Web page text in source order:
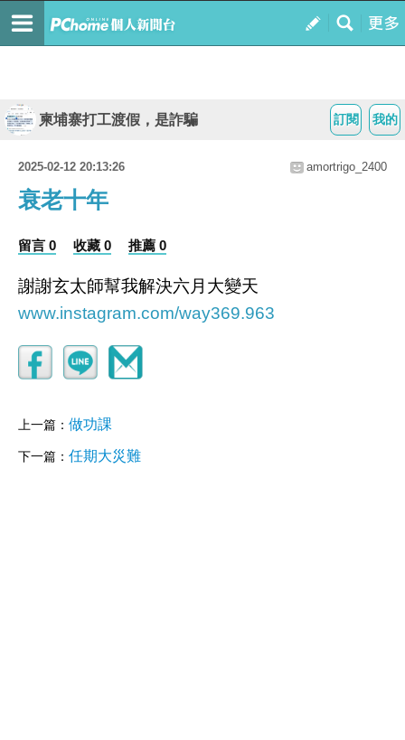
我的
訂閱
柬埔寨打工渡假，是詐騙
2025-02-12 20:13:26 amortrigo_2400
衰老十年
留言 0 收藏 0 推薦 0
謝謝玄太師幫我解決六月大變天
www.instagram.com/way369.963
上一篇： 做功課
下一篇： 任期大災難